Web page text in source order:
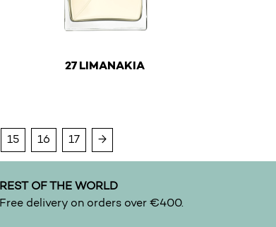
27 LIMANAKIA
15 16 17 →
REST OF THE WORLD
Free delivery on orders over €400.